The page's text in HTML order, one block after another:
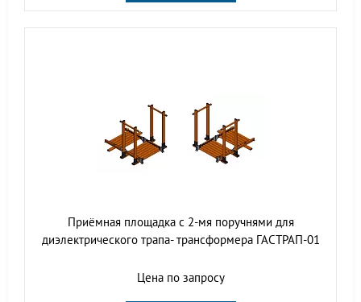
Приёмная площадка с 2-мя поручнями для
диэлектрического трапа- трансформера ГАСТРАП-01
Цена по запросу